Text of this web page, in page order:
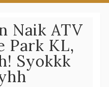
Naik ATV
Park KL,
Syokkk